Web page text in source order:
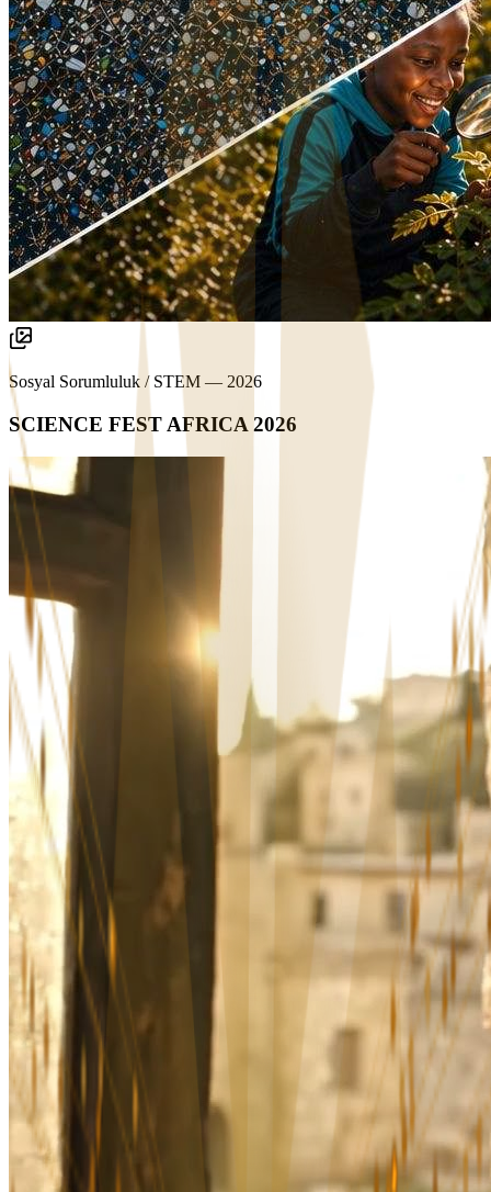
Sosyal Sorumluluk / STEM — 2026
SCIENCE FEST AFRICA 2026